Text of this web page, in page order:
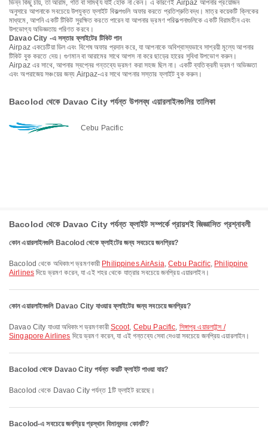
ভিন্ন কিছু চায়, তা আরাম, গতি বা সামর্থ্য যাই হোক না কেন। এ কারণেই Airpaz আপনার প্রয়োজন
অনুসারে আপনাকে সবচেয়ে উপযুক্ত ফ্লাইট বিকল্পগুলি অফার করতে প্রতিশ্রুতিবদ্ধ। মাত্র কয়েকটি ক্লিকের
মাধ্যমে, আপনি একটি টিকিট সুরক্ষিত করতে পারেন যা আপনার ভ্রমণ পরিকল্পনাগুলিকে একটি বিরামহীন এবং
উপভোগ্য অভিজ্ঞতায় পরিণত করবে।
Davao City -এ সস্তার ফ্লাইটের টিকিট পান
Airpaz একচেটিয়া ডিল এবং বিশেষ অফার প্রদান করে, যা আপনাকে অবিশ্বাস্যভাবে সাশ্রয়ী মূল্যে আপনার
টিকিট বুক করতে দেয়। গুণমান বা আরামের সাথে আপস না করে ছাড়ের হারের সুবিধা উপভোগ করুন।
Airpaz এর সাথে, আপনার স্বপ্নের গন্তব্যে ভ্রমণ করা সহজ ছিল না। একটি ব্যতিক্রমী ভ্রমণ অভিজ্ঞতা
এবং অপরাজেয় সঞ্চয়ের জন্য Airpaz-এর সাথে আপনার সস্তার ফ্লাইট বুক করুন।
Bacolod থেকে Davao City পর্যন্ত উপলব্ধ এয়ারলাইনগুলির তালিকা
Cebu Pacific
Bacolod থেকে Davao City পর্যন্ত ফ্লাইট সম্পর্কে প্রায়শই জিজ্ঞাসিত প্রশ্নাবলী
কোন এয়ারলাইনগুলি Bacolod থেকে ফ্লাইটের জন্য সবচেয়ে জনপ্রিয়?
Bacolod থেকে অধিকাংশ ভ্রমণকারী Philippines AirAsia,Cebu Pacific, Philippine
Airlines দিয়ে ভ্রমণ করেন, যা এই শহর থেকে যাত্রার সবচেয়ে জনপ্রিয় এয়ারলাইন।
কোন এয়ারলাইনগুলি Davao City যাওয়ার ফ্লাইটের জন্য সবচেয়ে জনপ্রিয়?
Davao City যাওয়া অধিকাংশ ভ্রমণকারী Scoot, Cebu Pacific, সিঙ্গাপুর এয়ারলাইন্স /
Singapore Airlines দিয়ে ভ্রমণ করেন, যা এই গন্তব্যে সেবা দেওয়া সবচেয়ে জনপ্রিয় এয়ারলাইন।
Bacolod থেকে Davao City পর্যন্ত কয়টি ফ্লাইট পাওয়া যায়?
Bacolod থেকে Davao City পর্যন্ত 1টি ফ্লাইট রয়েছে।
Bacolod-এ সবচেয়ে জনপ্রিয় প্রস্থান বিমানবন্দর কোনটি?